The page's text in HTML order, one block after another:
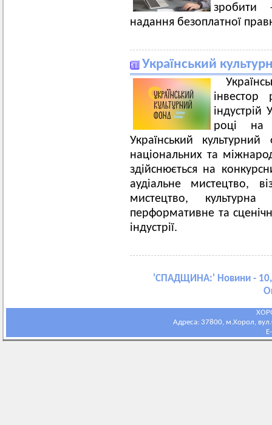
зробити
надання безоплатної
Український
інвестор
індустрій
році на
Український
національних та
здійснюється на
аудіальне мистецтво,
мистецтво, культурна
перформативне та
індустрії.
'СПАДЩИНА:' Новини - 10,
Адреса: 37800, м.Хорол,